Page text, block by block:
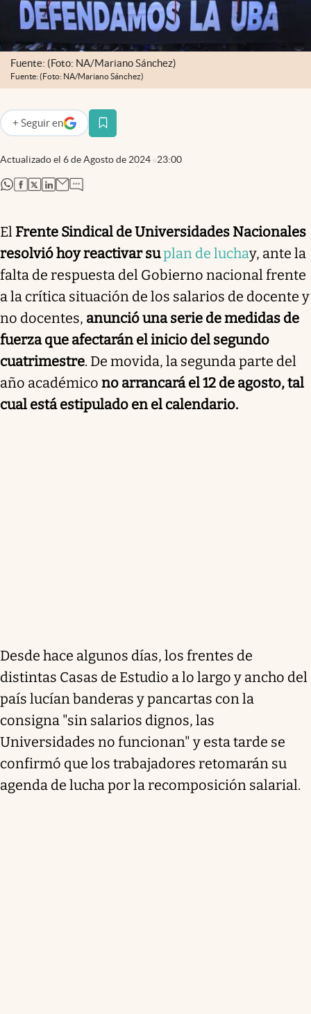
Mediakit
abre en nueva pestaña
Argentina
Fuente: (Foto: NA/Mariano Sánchez)
Fuente: (Foto: NA/Mariano Sánchez)
Actualizado el 6 de Agosto de 2024 23:00
+ Seguir en
abre en nueva pestaña
abre en nueva pestaña
abre en nueva pestaña
abre en nueva pestaña
abre en nueva pestaña
El Frente Sindical de Universidades Nacionales
resolvió hoy reactivar suplan de luchay, ante la
falta de respuesta del Gobierno nacional frente
a la crítica situación de los salarios de docente y
no docentes, anunció una serie de medidas de
fuerza que afectarán el inicio del segundo
cuatrimestre. De movida, la segunda parte del
año académico no arrancará el 12 de agosto, tal
cual está estipulado en el calendario.
Desde hace algunos días, los frentes de
distintas Casas de Estudio a lo largo y ancho del
país lucían banderas y pancartas con la
consigna "sin salarios dignos, las
Universidades no funcionan" y esta tarde se
confirmó que los trabajadores retomarán su
agenda de lucha por la recomposición salarial.